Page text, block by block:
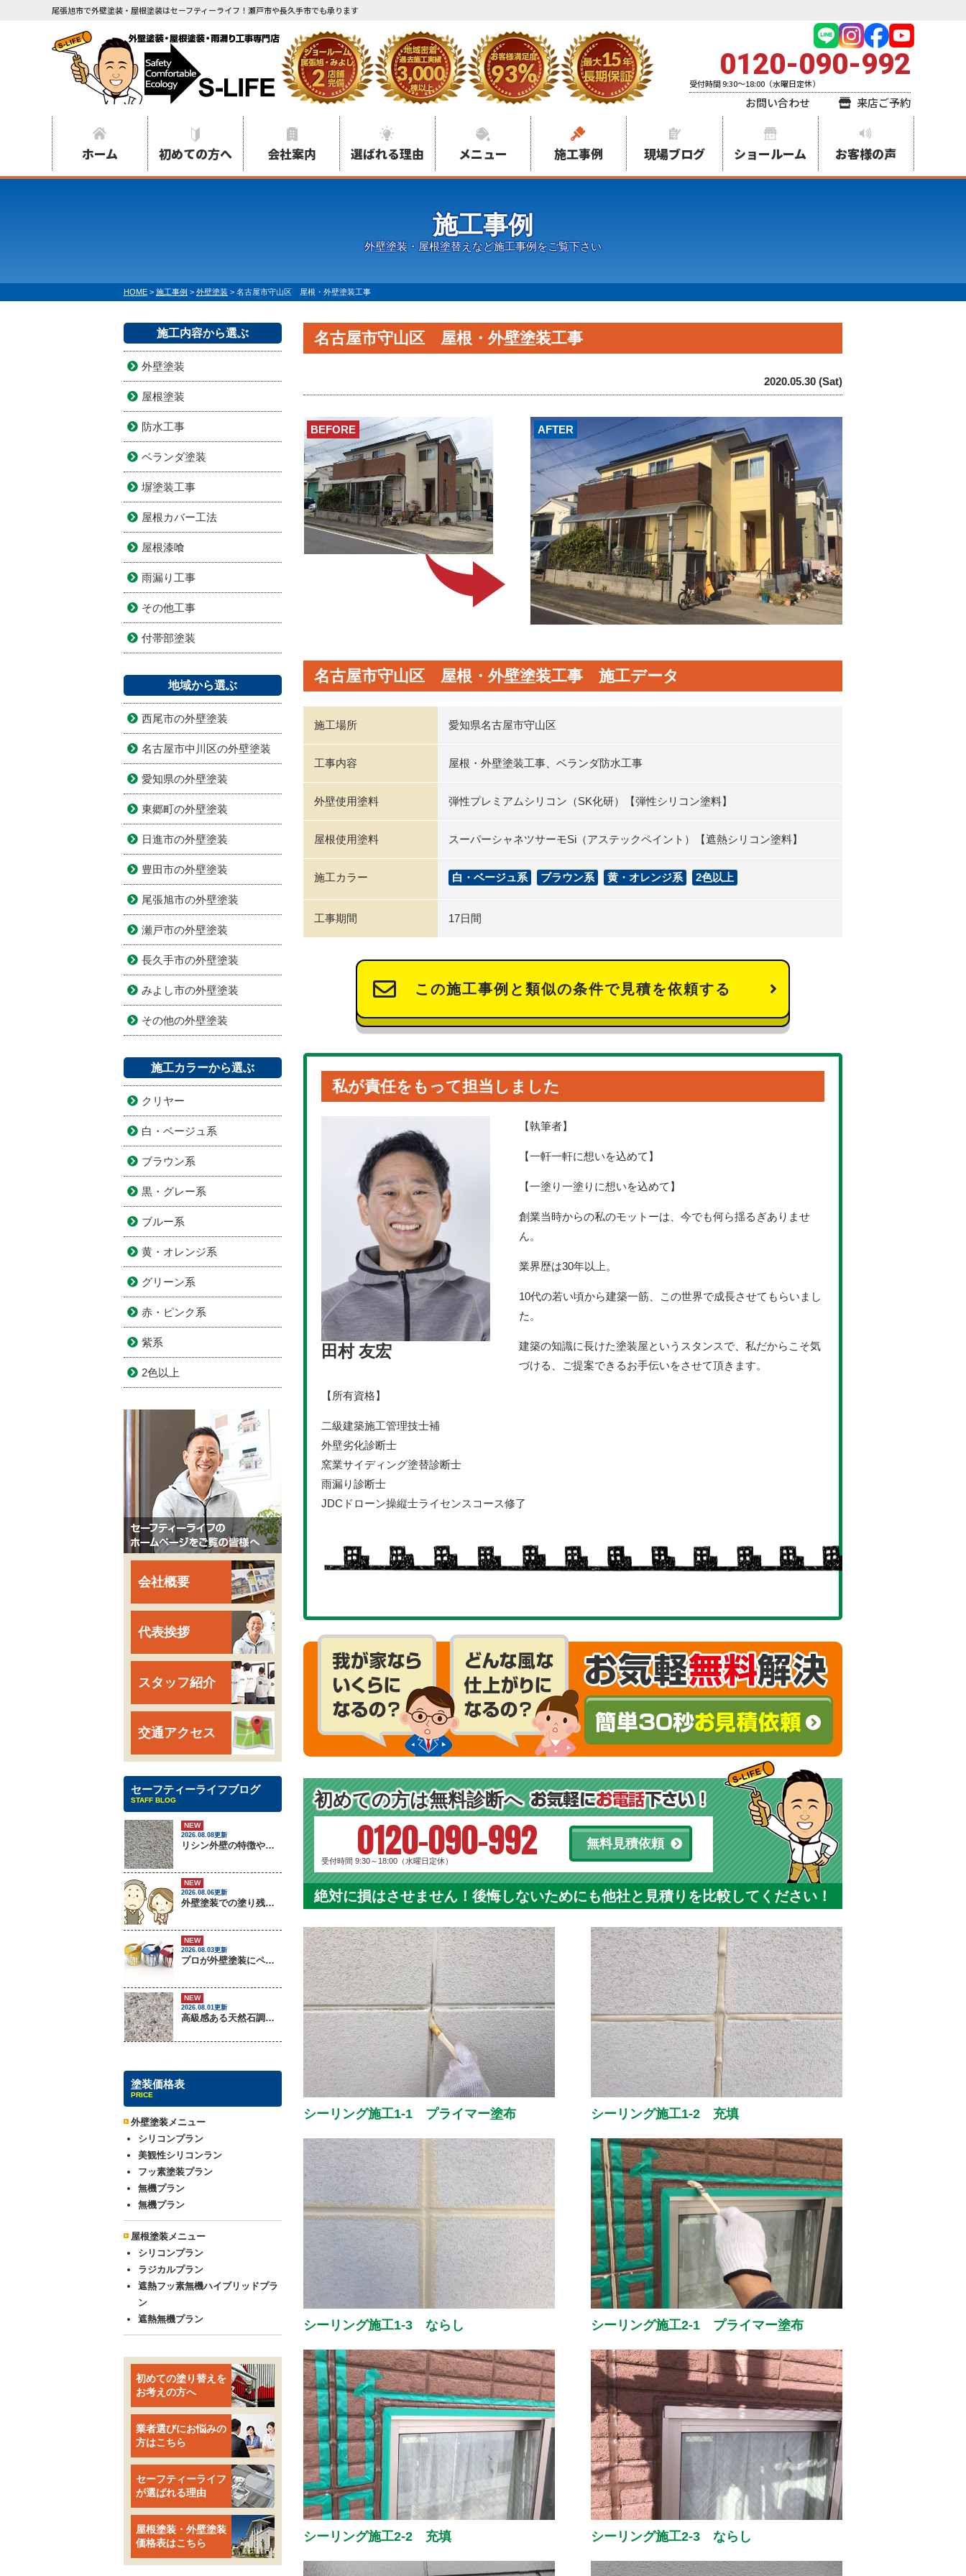
尾張旭市で外壁塗装・屋根塗装はセーフティーライフ！瀬戸市や長久手市でも承ります
0120-090-992
受付時間 9:30～18:00（水曜日定休）
お問い合わせ 来店ご予約
ホーム 初めての方へ 会社案内 選ばれる理由 メニュー 施工事例 現場ブログ ショールーム お客様の声
施工事例
外壁塗装・屋根塗替えなど施工事例をご覧下さい
HOME > 施工事例 > 外壁塗装 > 名古屋市守山区 屋根・外壁塗装工事
名古屋市守山区 屋根・外壁塗装工事
2020.05.30 (Sat)
AFTER
BEFORE
名古屋市守山区 屋根・外壁塗装工事 施工データ
施工場所 愛知県名古屋市守山区
工事内容 屋根・外壁塗装工事、ベランダ防水工事
外壁使用塗料 弾性プレミアムシリコン（SK化研）【弾性シリコン塗料】
屋根使用塗料 スーパーシャネツサーモSi（アステックペイント）【遮熱シリコン塗料】
施工カラー 白・ベージュ系 ブラウン系 黄・オレンジ系 2色以上
工事期間 17日間
この施工事例と類似の条件で見積を依頼する
私が責任をもって担当しました
田村 友宏
【執筆者】
【一軒一軒に想いを込めて】
【一塗り一塗りに想いを込めて】
創業当時からの私のモットーは、今でも何ら揺るぎありませ
ん。
業界歴は30年以上。
10代の若い頃から建築一筋、この世界で成長させてもらいまし
た。
建築の知識に長けた塗装屋というスタンスで、私だからこそ気
づける、ご提案できるお手伝いをさせて頂きます。
【所有資格】
二級建築施工管理技士補
外壁劣化診断士
窯業サイディング塗替診断士
雨漏り診断士
JDCドローン操縦士ライセンスコース修了
初めての方は無料診断へ
0120-090-992
受付時間 9:30～18:00（水曜日定休）
無料見積依頼
絶対に損はさせません！後悔しないためにも他社と見積りを比較してください！
シーリング施工1-1 プライマー塗布 シーリング施工1-2 充填
シーリング施工1-3 ならし シーリング施工2-1 プライマー塗布
シーリング施工2-2 充填 シーリング施工2-3 ならし
施工内容から選ぶ
外壁塗装
屋根塗装
防水工事
ベランダ塗装
塀塗装工事
屋根カバー工法
屋根漆喰
雨漏り工事
その他工事
付帯部塗装
地域から選ぶ
西尾市の外壁塗装
名古屋市中川区の外壁塗装
愛知県の外壁塗装
東郷町の外壁塗装
日進市の外壁塗装
豊田市の外壁塗装
尾張旭市の外壁塗装
瀬戸市の外壁塗装
長久手市の外壁塗装
みよし市の外壁塗装
その他の外壁塗装
施工カラーから選ぶ
クリヤー
白・ベージュ系
ブラウン系
黒・グレー系
ブルー系
黄・オレンジ系
グリーン系
赤・ピンク系
紫系
2色以上
会社概要
代表挨拶
スタッフ紹介
交通アクセス
セーフティーライフブログ
STAFF BLOG
NEW
2026.08.08更新
リシン外壁の特徴やメンテナンス方法を紹介！
NEW
2026.08.06更新
外壁塗装での塗り残しトラブルについて
NEW
2026.08.03更新
プロが外壁塗装にペンキをしない理由
NEW
2026.08.01更新
高級感ある天然石調外壁について
塗装価格表
PRICE
外壁塗装メニュー
シリコンプラン
美観性シリコンラン
フッ素塗装プラン
無機プラン
無機プラン
屋根塗装メニュー
シリコンプラン
ラジカルプラン
遮熱フッ素無機ハイブリッドプラ
ン
遮熱無機プラン
初めての塗り替えを
お考えの方へ
業者選びにお悩みの
方はこちら
セーフティーライフ
が選ばれる理由
屋根塗装・外壁塗装
価格表はこちら